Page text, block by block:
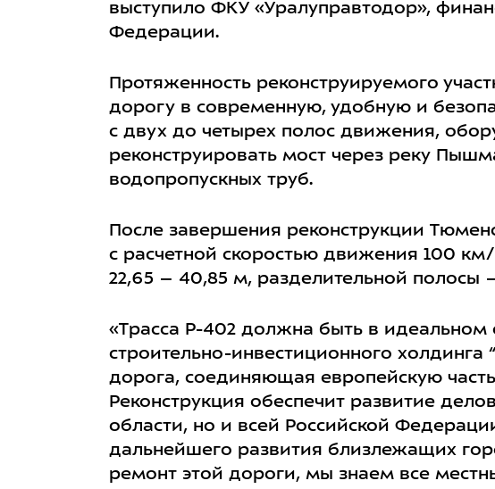
выступило ФКУ «Уралуправтодор»,
Федерации.
Протяженность реконструируемого
дорогу в современную, удобную и
с двух до четырех полос движения,
реконструировать мост через реку
водопропускных труб.
После завершения реконструкции
с расчетной скоростью движения 100
22,65 – 40,85 м, разделительной полосы
«Трасса Р-402 должна быть в
строительно-инвестиционного холдинга
дорога, соединяющая европейскую
Реконструкция обеспечит развитие
области, но и всей Российской
дальнейшего развития близлежащих
ремонт этой дороги, мы знаем все